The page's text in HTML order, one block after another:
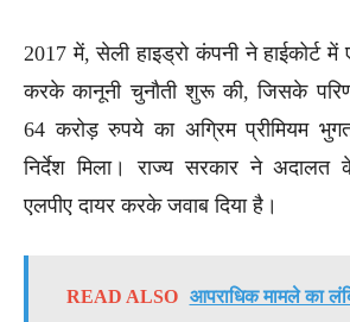
2017 में, सेली हाइड्रो कंपनी ने हाईकोर्ट में
करके कानूनी चुनौती शुरू की, जिसके
64 करोड़ रुपये का अग्रिम प्रीमियम
निर्देश मिला। राज्य सरकार ने
एलपीए दायर करके जवाब दिया है।
READ ALSO
आपराधिक मामले का